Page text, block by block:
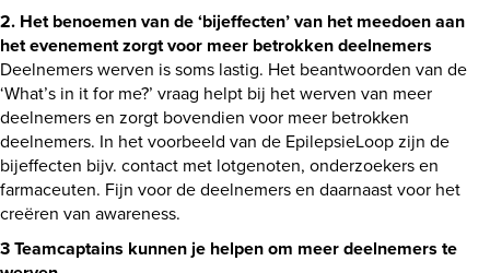
2. Het benoemen van de ‘bijeffecten’ van het meedoen aan
het evenement zorgt voor meer betrokken deelnemers
Deelnemers werven is soms lastig. Het beantwoorden van de
‘What’s in it for me?’ vraag helpt bij het werven van meer
deelnemers en zorgt bovendien voor meer betrokken
deelnemers. In het voorbeeld van de EpilepsieLoop zijn de
bijeffecten bijv. contact met lotgenoten, onderzoekers en
farmaceuten. Fijn voor de deelnemers en daarnaast voor het
creëren van awareness.
3 Teamcaptains kunnen je helpen om meer deelnemers te